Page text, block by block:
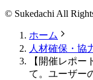
© Sukedachi All
ホーム
人材確保・協
【開催レポー
て。ユーザー